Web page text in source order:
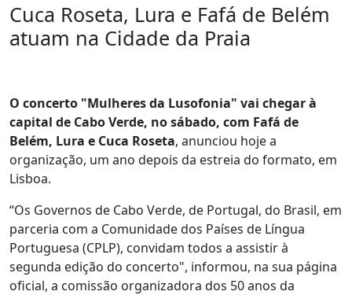
Cuca Roseta, Lura e Fafá de Belém
atuam na Cidade da Praia
O concerto "Mulheres da Lusofonia" vai chegar à
capital de Cabo Verde, no sábado, com Fafá de
Belém, Lura e Cuca Roseta, anunciou hoje a
organização, um ano depois da estreia do formato, em
Lisboa.
“Os Governos de Cabo Verde, de Portugal, do Brasil, em
parceria com a Comunidade dos Países de Língua
Portuguesa (CPLP), convidam todos a assistir à
segunda edição do concerto", informou, na sua página
oficial, a comissão organizadora dos 50 anos da